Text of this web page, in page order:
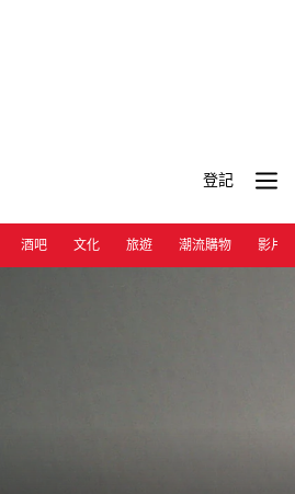
登記
酒吧 文化 旅遊 潮流購物 影片